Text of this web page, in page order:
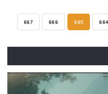
664
665
666
667